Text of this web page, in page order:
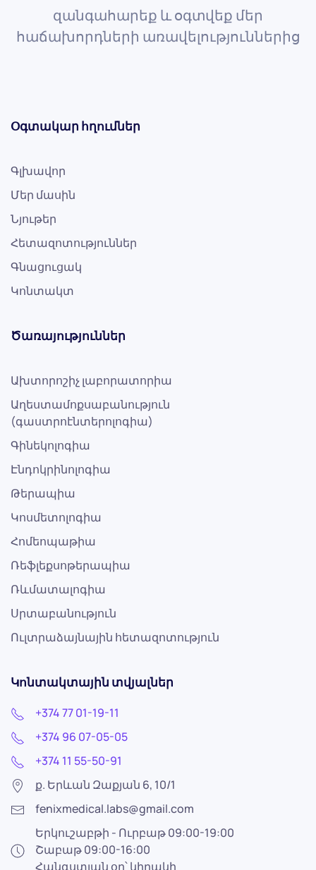
զանգահարեք և օգտվեք մեր
հաճախորդների առավելություններից
Օգտակար հղումներ
Գլխավոր
Մեր մասին
Նյութեր
Հետազոտություններ
Գնացուցակ
Կոնտակտ
Ծառայություններ
Ախտորոշիչ լաբորատորիա
Աղեստամոքսաբանություն
(գաստրոէնտերոլոգիա)
Գինեկոլոգիա
Էնդոկրինոլոգիա
Թերապիա
Կոսմետոլոգիա
Հոմեոպաթիա
Ռեֆլեքսոթերապիա
Ռևմատալոգիա
Սրտաբանություն
Ուլտրաձայնային հետազոտություն
Կոնտակտային տվյալներ
+374 77 01-19-11
+374 96 07-05-05
+374 11 55-50-91
ք. Երևան Զաքյան 6, 10/1
fenixmedical.labs@gmail.com
Երկուշաբթի - Ուրբաթ 09:00-19:00
Շաբաթ 09:00-16:00
Հանգստյան օր՝ կիրակի